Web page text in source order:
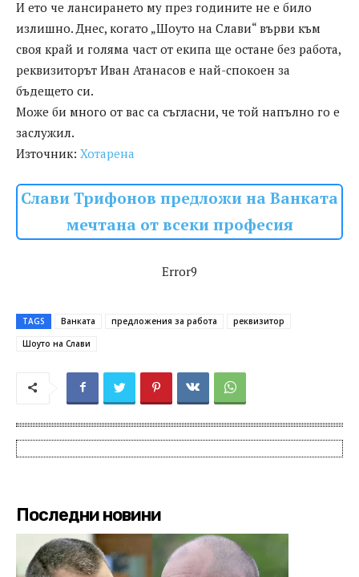
И ето че лансирането му през годините не е било
излишно. Днес, когато „Шоуто на Слави“ върви към
своя край и голяма част от екипа ще остане без работа,
реквизиторът Иван Атанасов е най-спокоен за
бъдещето си.
Може би много от вас са съгласни, че той напълно го е
заслужил.
Източник: Хотарена
Слави Трифонов предложи на Ванката
мечтана от всеки професия
Error9
TAGS Ванката предложения за работа
реквизитор
Шоуто на Слави
Последни новини